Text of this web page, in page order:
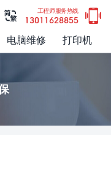
工程师服务热线
13011628855 

电脑维修 打印机